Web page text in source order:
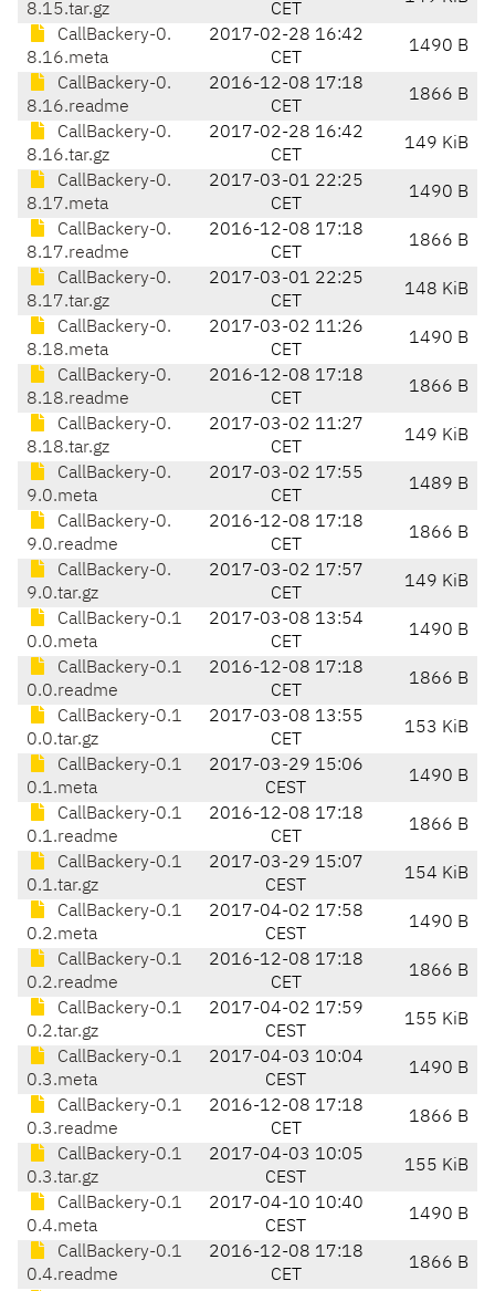
8.15.tar.gz CET
CallBackery-0.
8.16.meta
2017-02-28 16:42
CET
1490 B
CallBackery-0.
8.16.readme
2016-12-08 17:18
CET
1866 B
CallBackery-0.
8.16.tar.gz
2017-02-28 16:42
CET
149 KiB
CallBackery-0.
8.17.meta
2017-03-01 22:25
CET
1490 B
CallBackery-0.
8.17.readme
2016-12-08 17:18
CET
1866 B
CallBackery-0.
8.17.tar.gz
2017-03-01 22:25
CET
148 KiB
CallBackery-0.
8.18.meta
2017-03-02 11:26
CET
1490 B
CallBackery-0.
8.18.readme
2016-12-08 17:18
CET
1866 B
CallBackery-0.
8.18.tar.gz
2017-03-02 11:27
CET
149 KiB
CallBackery-0.
9.0.meta
2017-03-02 17:55
CET
1489 B
CallBackery-0.
9.0.readme
2016-12-08 17:18
CET
1866 B
CallBackery-0.
9.0.tar.gz
2017-03-02 17:57
CET
149 KiB
CallBackery-0.1
0.0.meta
2017-03-08 13:54
CET
1490 B
CallBackery-0.1
0.0.readme
2016-12-08 17:18
CET
1866 B
CallBackery-0.1
0.0.tar.gz
2017-03-08 13:55
CET
153 KiB
CallBackery-0.1
0.1.meta
2017-03-29 15:06
CEST
1490 B
CallBackery-0.1
0.1.readme
2016-12-08 17:18
CET
1866 B
CallBackery-0.1
0.1.tar.gz
2017-03-29 15:07
CEST
154 KiB
CallBackery-0.1
0.2.meta
2017-04-02 17:58
CEST
1490 B
CallBackery-0.1
0.2.readme
2016-12-08 17:18
CET
1866 B
CallBackery-0.1
0.2.tar.gz
2017-04-02 17:59
CEST
155 KiB
CallBackery-0.1
0.3.meta
2017-04-03 10:04
CEST
1490 B
CallBackery-0.1
0.3.readme
2016-12-08 17:18
CET
1866 B
CallBackery-0.1
0.3.tar.gz
2017-04-03 10:05
CEST
155 KiB
CallBackery-0.1
0.4.meta
2017-04-10 10:40
CEST
1490 B
CallBackery-0.1
0.4.readme
2016-12-08 17:18
CET
1866 B